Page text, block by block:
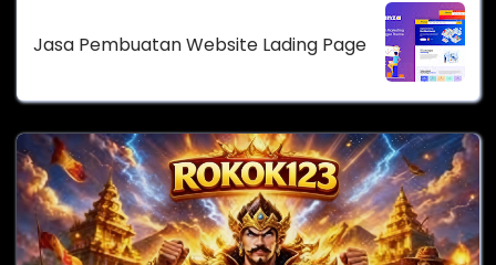
Jasa Pembuatan Website Lading Page